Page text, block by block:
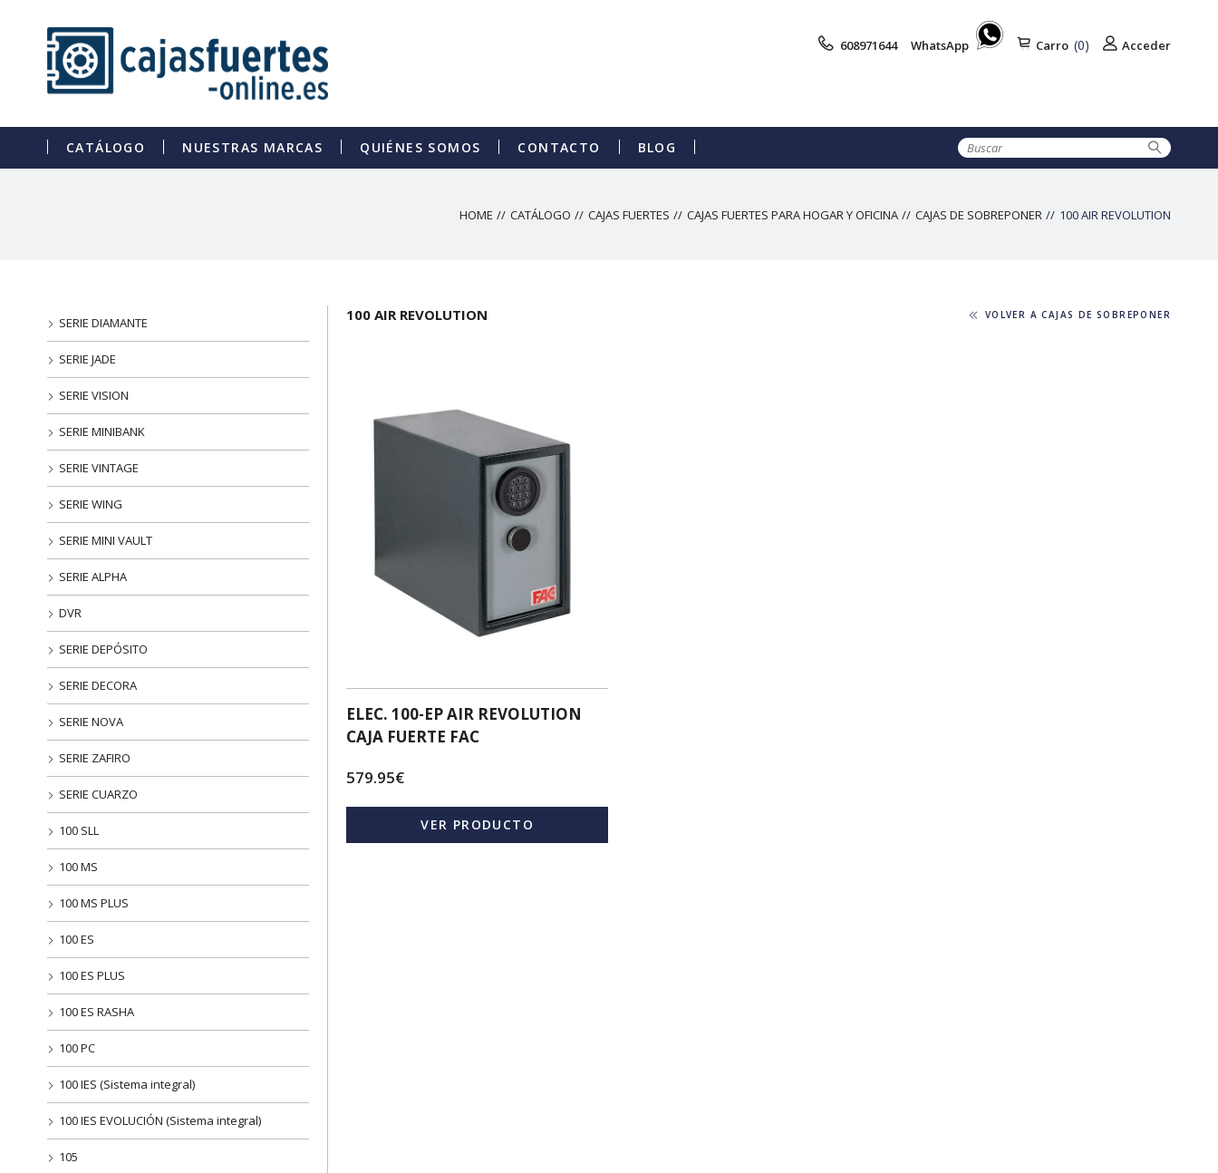
608971644 WhatsApp Carro (0) Acceder
CATÁLOGO NUESTRAS MARCAS QUIÉNES SOMOS CONTACTO BLOG
HOME CATÁLOGO CAJAS FUERTES CAJAS FUERTES PARA HOGAR Y OFICINA CAJAS DE SOBREPONER 100 AIR REVOLUTION
SERIE DIAMANTE
SERIE JADE
SERIE VISION
SERIE MINIBANK
SERIE VINTAGE
SERIE WING
SERIE MINI VAULT
SERIE ALPHA
DVR
SERIE DEPÓSITO
SERIE DECORA
SERIE NOVA
SERIE ZAFIRO
SERIE CUARZO
100 SLL
100 MS
100 MS PLUS
100 ES
100 ES PLUS
100 ES RASHA
100 PC
100 IES (Sistema integral)
100 IES EVOLUCIÓN (Sistema integral)
105
100 AIR REVOLUTION VOLVER A CAJAS DE SOBREPONER
ELEC. 100-EP AIR REVOLUTION
CAJA FUERTE FAC
579.95€
VER PRODUCTO